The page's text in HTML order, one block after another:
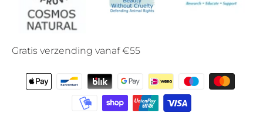
Gratis verzending vanaf €55